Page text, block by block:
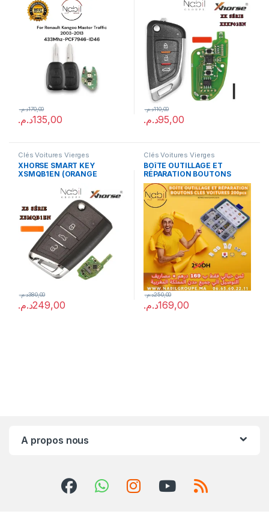
(Reprogrammable)
135,00د.م.
170,00د.م.
95,00د.م.
110,00د.م.
Clés Voitures Vierges
XHORSE SMART KEY
XSMQB1EN (ORANGE
249,00د.م.
380,00د.م.
Clés Voitures Vierges
BOîTE OUTILLAGE ET
RÉPARATION BOUTONS
CLES VOITURES 200pcs
169,00د.م.
250,00د.م.
A propos nous